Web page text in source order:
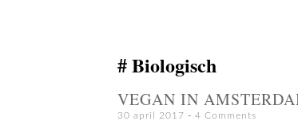
Biologisch
VEGAN IN
30 april 2017 4 Comments